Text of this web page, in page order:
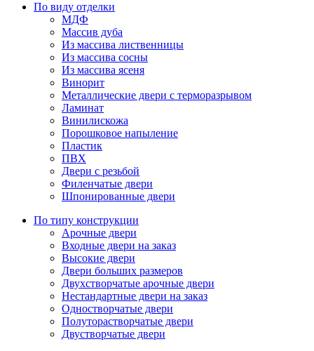
По виду отделки
МДФ
Массив дуба
Из массива лиственницы
Из массива сосны
Из массива ясеня
Винорит
Металлические двери с терморазрывом
Ламинат
Винилискожа
Порошковое напыление
Пластик
ПВХ
Двери с резьбой
Филенчатые двери
Шпонированные двери
По типу конструкции
Арочные двери
Входные двери на заказ
Высокие двери
Двери больших размеров
Двухстворчатые арочные двери
Нестандартные двери на заказ
Одностворчатые двери
Полуторастворчатые двери
Двустворчатые двери